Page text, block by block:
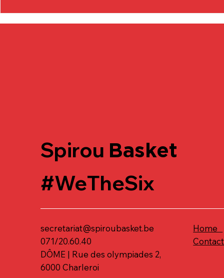
Spirou Basket
#WeTheSix
secretariat@spiroubasket.be
071/20.60.40
DÔME | Rue des olympiades 2,
6000 Charleroi
Home
Contact